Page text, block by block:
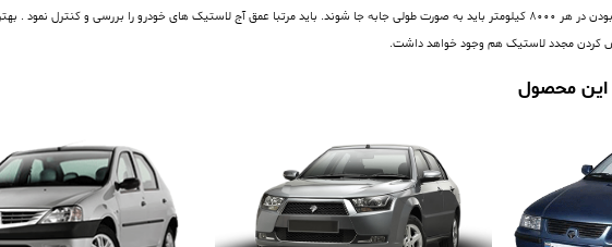
لاستیک های رادیال به دلیل جهت دار بودن در هر 8000 کیلومتر باید به صورت طولی جابه جا شوند. باید مرتبا عمق آج لاستیک های خودرو
کردن مجدد لاستیک هم وجود خواهد داشت.
این محصول